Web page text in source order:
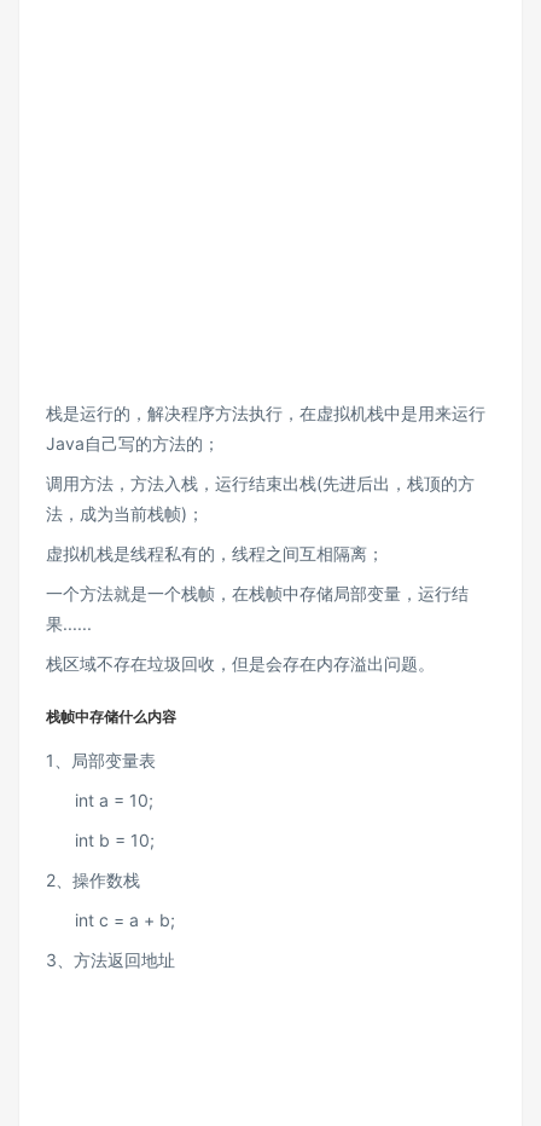
栈是运行的，解决程序方法执行，在虚拟机栈中是用来运行
Java自己写的方法的；
调用方法，方法入栈，运行结束出栈(先进后出，栈顶的方
法，成为当前栈帧)；
虚拟机栈是线程私有的，线程之间互相隔离；
一个方法就是一个栈帧，在栈帧中存储局部变量，运行结
果......
栈区域不存在垃圾回收，但是会存在内存溢出问题。
栈帧中存储什么内容
1、局部变量表
int a = 10;
int b = 10;
2、操作数栈
int c = a + b;
3、方法返回地址